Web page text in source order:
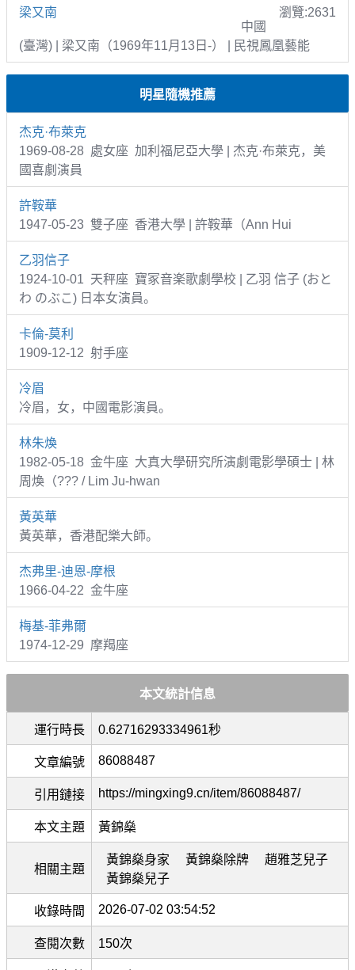
梁又南
瀏覽:2631
中國
(臺灣) | 梁又南（1969年11月13日-） | 民視鳳凰藝能
明星隨機推薦
杰克·布萊克
1969-08-28 處女座 加利福尼亞大學 | 杰克·布萊克，美
國喜劇演員
許鞍華
1947-05-23 雙子座 香港大學 | 許鞍華（Ann Hui
乙羽信子
1924-10-01 天秤座 寶冢音楽歌劇學校 | 乙羽 信子 (おと
わ のぶこ) 日本女演員。
卡倫-莫利
1909-12-12 射手座
冷眉
冷眉，女，中國電影演員。
林朱煥
1982-05-18 金牛座 大真大學研究所演劇電影學碩士 | 林
周煥（??? / Lim Ju-hwan
黃英華
黃英華，香港配樂大師。
杰弗里-迪恩-摩根
1966-04-22 金牛座
梅基-菲弗爾
1974-12-29 摩羯座
本文統計信息
運行時長 0.62716293334961秒
文章編號 86088487
引用鏈接 https://mingxing9.cn/item/86088487/
本文主題 黃錦燊
相關主題
黃錦燊身家 黃錦燊除牌
趙雅芝兒子
黃錦燊兒子
收錄時間 2026-07-02 03:54:52
查閱次數 150次